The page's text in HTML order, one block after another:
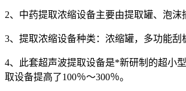
2、中药提取浓缩设备主要由提取罐、泡
3、提取浓缩设备种类：浓缩罐，多功能
4、此套超声波提取设备是*新研制的超小
取设备提高了100％～300％。